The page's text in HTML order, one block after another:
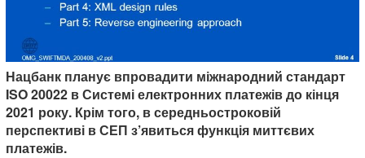
Нацбанк планує впровадити міжнародний стандарт
ISO 20022 в Системі електронних платежів до кінця
2021 року. Крім того, в середньостроковій
перспективі в СЕП з’явиться функція миттєвих
платежів.